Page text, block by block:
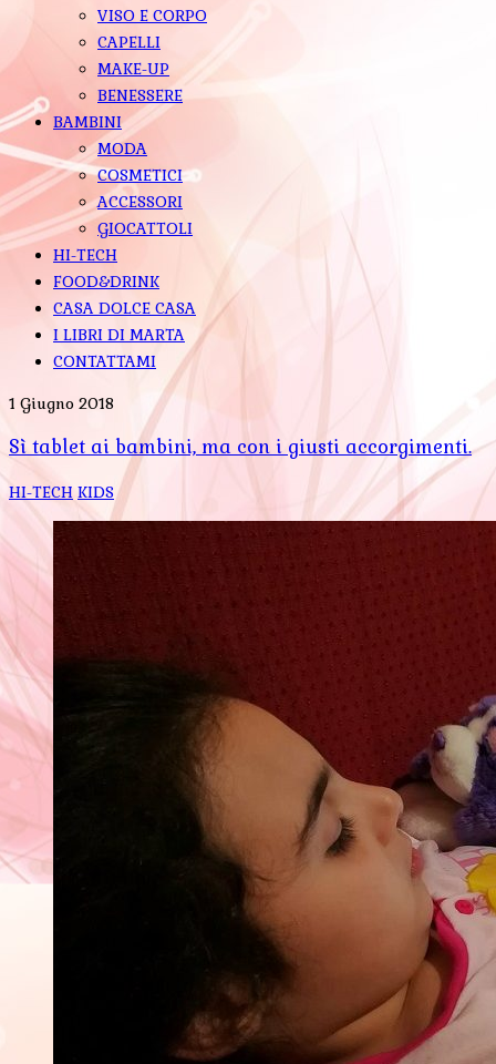
VISO E CORPO
CAPELLI
MAKE-UP
BENESSERE
BAMBINI
MODA
COSMETICI
ACCESSORI
GIOCATTOLI
HI-TECH
FOOD&DRINK
CASA DOLCE CASA
I LIBRI DI MARTA
CONTATTAMI
1 Giugno 2018
Sì tablet ai bambini, ma con i giusti accorgimenti.
HI-TECH KIDS